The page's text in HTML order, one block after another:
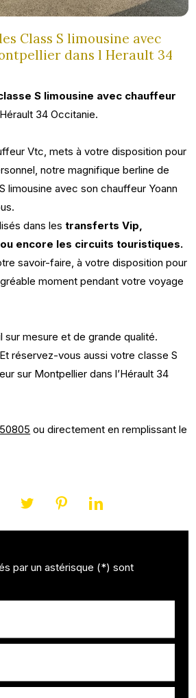
Class S limousine avec
dans l Herault 34
S limousine avec chauffeur
34 Occitanie.
Vtc, mets à votre disposition pour
notre magnifique berline de
limousine avec son chauffeur Yoann
dans lestransferts Vip,
encore les circuits touristiques.
savoir-faire, à votre disposition pour
moment pendant votre voyage
sur mesure et de grande qualité.
réservez-vous aussi votre classe S
sur Montpellier dans l’Hérault 34
ou directement en remplissant le
par un astérisque (*) sont